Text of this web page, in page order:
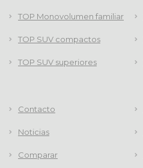
TOP Monovolumen familiar
TOP SUV compactos
TOP SUV superiores
Contacto
Noticias
Comparar